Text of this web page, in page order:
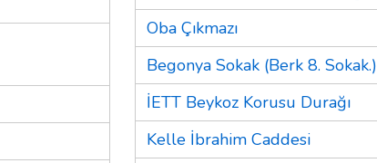
Oba Çıkmazı
Begonya Sokak (Berk 8. Sokak.)
İETT Beykoz Korusu Durağı
Kelle İbrahim Caddesi